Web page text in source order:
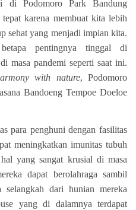
di Podomoro Park Bandung
karena membuat kita lebih
sehat yang menjadi impian kita.
pentingnya tinggal di
masa pandemi seperti saat ini.
with nature, Podomoro
Bandoeng Tempoe Doeloe
para penghuni dengan fasilitas
meningkatkan imunitas tubuh
yang sangat krusial di masa
dapat berolahraga sambil
selangkah dari hunian mereka
yang di dalamnya terdapat